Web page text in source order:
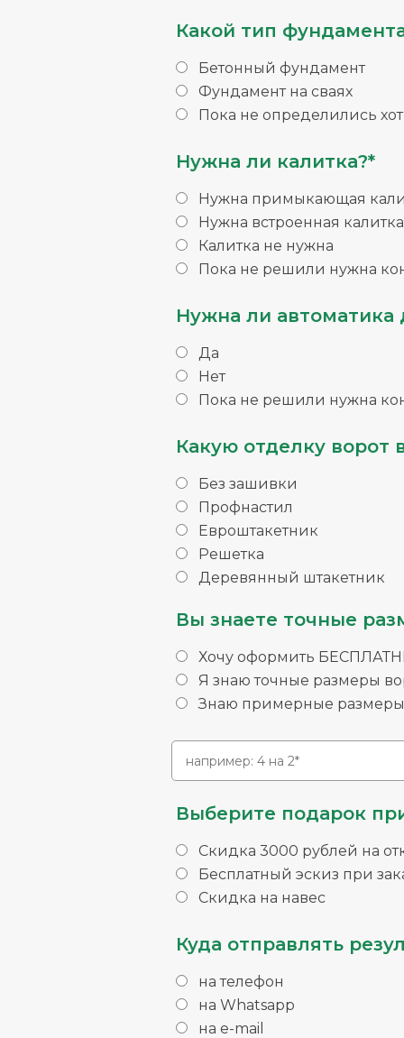
Какой тип
Бетонный фундамент
Фундамент на сваях
Пока не определились
Нужна ли калитка?*
Нужна примыкающая
Нужна встроенная калитка
Калитка не нужна
Пока не решили нужна
Нужна ли автоматика
Да
Нет
Пока не решили нужна
Какую отделку ворот
Без зашивки
Профнастил
Евроштакетник
Решетка
Деревянный штакетник
Вы знаете точные
Хочу оформить
Я знаю точные размеры
Знаю примерные размеры
Выберите подарок
Скидка 3000 рублей на
Бесплатный эскиз при
Скидка на навес
Куда отправлять
на телефон
на Whatsapp
на e-mail